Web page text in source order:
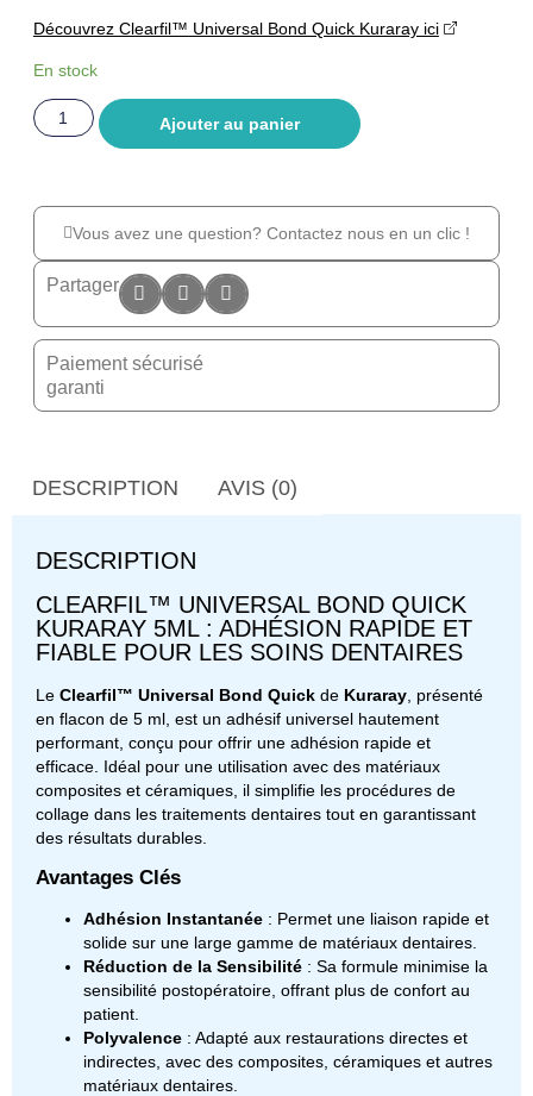
Découvrez Clearfil™ Universal Bond Quick Kuraray ici
En stock
Ajouter au panier
Vous avez une question? Contactez nous en un clic !
Partager
Paiement sécurisé
garanti
DESCRIPTION AVIS (0)
DESCRIPTION
CLEARFIL™ UNIVERSAL BOND QUICK
KURARAY 5ML : ADHÉSION RAPIDE ET
FIABLE POUR LES SOINS DENTAIRES
Le Clearfil™ Universal Bond Quick de Kuraray , présenté
en flacon de 5 ml, est un adhésif universel hautement
performant, conçu pour offrir une adhésion rapide et
efficace. Idéal pour une utilisation avec des matériaux
composites et céramiques, il simplifie les procédures de
collage dans les traitements dentaires tout en garantissant
des résultats durables.
Avantages Clés
Adhésion Instantanée : Permet une liaison rapide et
solide sur une large gamme de matériaux dentaires.
Réduction de la Sensibilité : Sa formule minimise la
sensibilité postopératoire, offrant plus de confort au
patient.
Polyvalence : Adapté aux restaurations directes et
indirectes, avec des composites, céramiques et autres
matériaux dentaires.